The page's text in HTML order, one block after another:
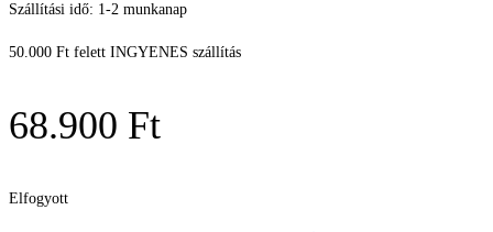
Szállítási idő: 1-2 munkanap
50.000 Ft felett INGYENES szállítás
68.900 Ft
Elfogyott